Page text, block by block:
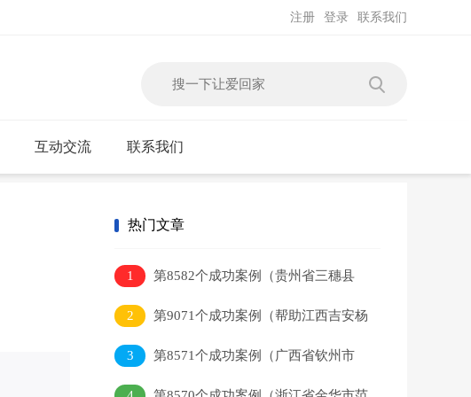
联系我们
登录
注册
互动交流 联系我们
热门文章
1
第8582个成功案例（贵州省三穗县
吴某本回家）
2
第9071个成功案例（帮助江西吉安杨
某平）
3
第8571个成功案例（广西省钦州市
李某健回家）